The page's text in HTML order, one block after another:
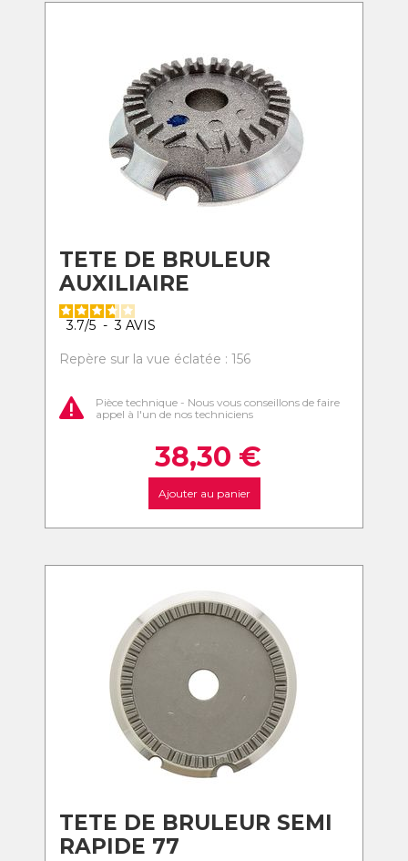
TETE DE BRULEUR
AUXILIAIRE
3.7/5 - 3 AVIS
Repère sur la vue éclatée : 156
Pièce technique - Nous vous conseillons de faire
appel à l'un de nos techniciens
38,30 €
Ajouter au panier
TETE DE BRULEUR SEMI
RAPIDE 77